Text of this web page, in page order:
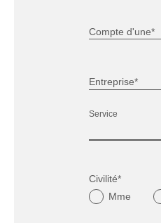
Compte d'une*
Entreprise*
Service
Civilité*
Mme